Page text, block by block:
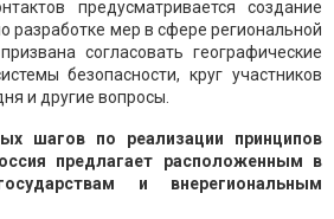
предусматривается создание
разработке мер в сфере региональной
согласовать географические
безопасности, круг участников
и другие вопросы.
шагов по реализации принципов
предлагает расположенным в
и внерегиональным